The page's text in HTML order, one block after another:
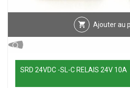
Ajouter au
SRD 24VDC -SL-C RELAIS 24V 10A